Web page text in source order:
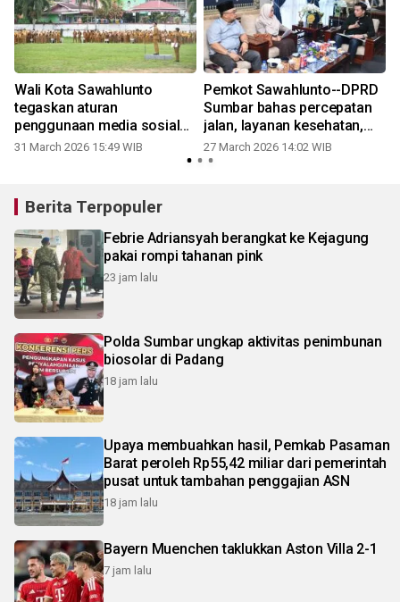
Wali Kota Sawahlunto
tegaskan aturan
penggunaan media sosial
bagi ASN
31 March 2026 15:49 WIB
Pemkot Sawahlunto--DPRD
Sumbar bahas percepatan
jalan, layanan kesehatan,
dan pendidikan
27 March 2026 14:02 WIB
Berita Terpopuler
Febrie Adriansyah berangkat ke Kejagung
pakai rompi tahanan pink
23 jam lalu
Polda Sumbar ungkap aktivitas penimbunan
biosolar di Padang
18 jam lalu
Upaya membuahkan hasil, Pemkab Pasaman
Barat peroleh Rp55,42 miliar dari pemerintah
pusat untuk tambahan penggajian ASN
18 jam lalu
Bayern Muenchen taklukkan Aston Villa 2-1
7 jam lalu